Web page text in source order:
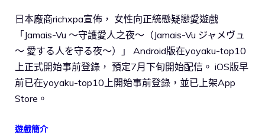
日本廠商richxpa宣佈， 女性向正統懸疑戀愛遊戲
「Jamais-Vu ～守護愛人之夜～（Jamais-Vu ジャメヴュ
～ 愛する人を守る夜～）」 Android版在yoyaku-top10
上正式開始事前登錄， 預定7月下旬開始配信。 iOS版早
前已在yoyaku-top10上開始事前登錄，並已上架App
Store。
遊戲簡介